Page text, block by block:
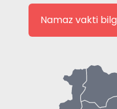
Namaz vakti